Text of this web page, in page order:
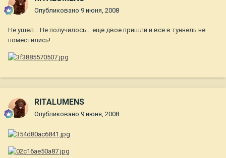
Опубликовано 9 июня, 2008
Не ушел... Не получилось... еще двое пришли и все в туннель не
поместились!
RITALUMENS
Опубликовано 9 июня, 2008